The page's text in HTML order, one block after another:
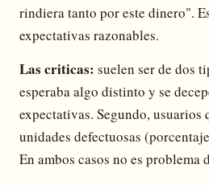
rindiera tanto por este dinero".
expectativas razonables.
Las criticas: suelen ser de dos
esperaba algo distinto y se
expectativas. Segundo, usuarios
unidades defectuosas
En ambos casos no es problema